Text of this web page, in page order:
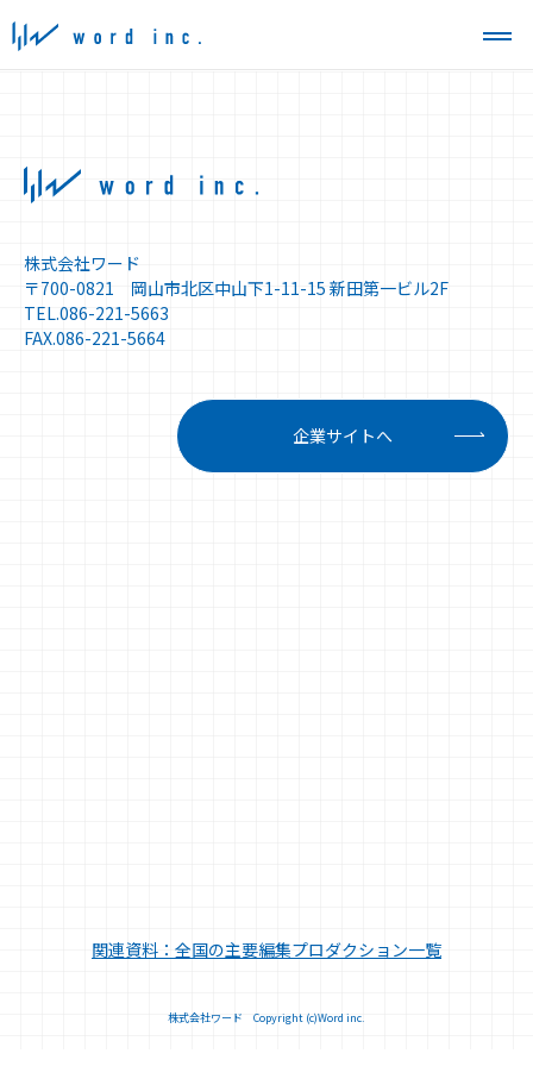
株式会社ワード
〒700-0821 岡山市北区中山下1-11-15 新田第一ビル2F
TEL.086-221-5663
FAX.086-221-5664
企業サイトへ
関連資料：全国の主要編集プロダクション一覧
株式会社ワード Copyright (c)Word inc.